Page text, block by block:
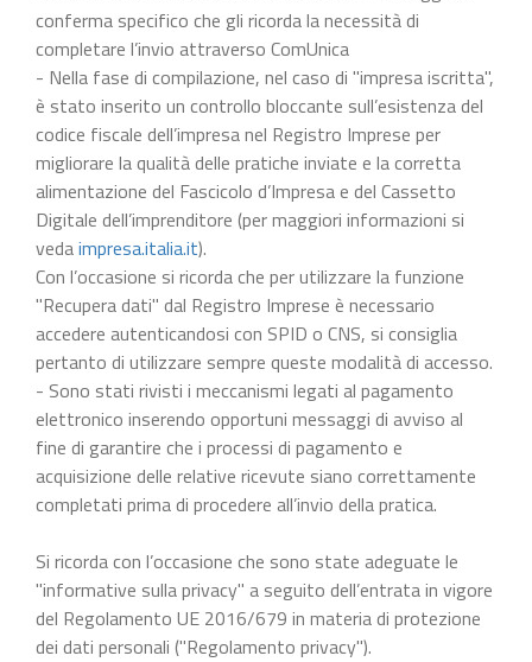
conferma specifico che gli ricorda la necessità di
completare l’invio attraverso ComUnica
- Nella fase di compilazione, nel caso di "impresa iscritta",
è stato inserito un controllo bloccante sull’esistenza del
codice fiscale dell’impresa nel Registro Imprese per
migliorare la qualità delle pratiche inviate e la corretta
alimentazione del Fascicolo d’Impresa e del Cassetto
Digitale dell’imprenditore (per maggiori informazioni si
vedaimpresa.italia.it).
Con l’occasione si ricorda che per utilizzare la funzione
"Recupera dati" dal Registro Imprese è necessario
accedere autenticandosi con SPID o CNS, si consiglia
pertanto di utilizzare sempre queste modalità di accesso.
- Sono stati rivisti i meccanismi legati al pagamento
elettronico inserendo opportuni messaggi di avviso al
fine di garantire che i processi di pagamento e
acquisizione delle relative ricevute siano correttamente
completati prima di procedere all’invio della pratica.
Si ricorda con l’occasione che sono state adeguate le
"informative sulla privacy" a seguito dell’entrata in vigore
del Regolamento UE 2016/679 in materia di protezione
dei dati personali ("Regolamento privacy").